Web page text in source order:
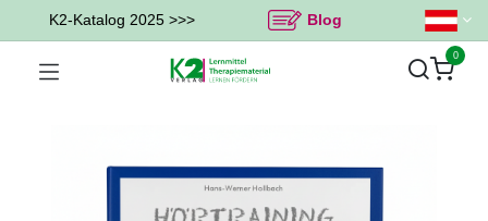
K2-Katalog 2025 >>> Blog
0